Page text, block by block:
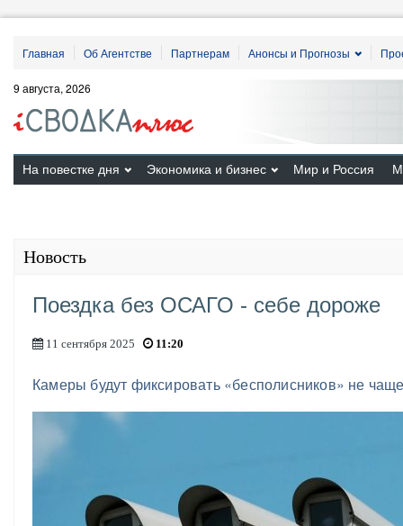
Главная Об Агентстве Партнерам Анонсы и Прогнозы
9 августа, 2026
На повестке дня Экономика и бизнес Мир и Россия
Новость
Поездка без ОСАГО - себе дороже
11 сентября 2025 11:20
Камеры будут фиксировать «бесполисников» не